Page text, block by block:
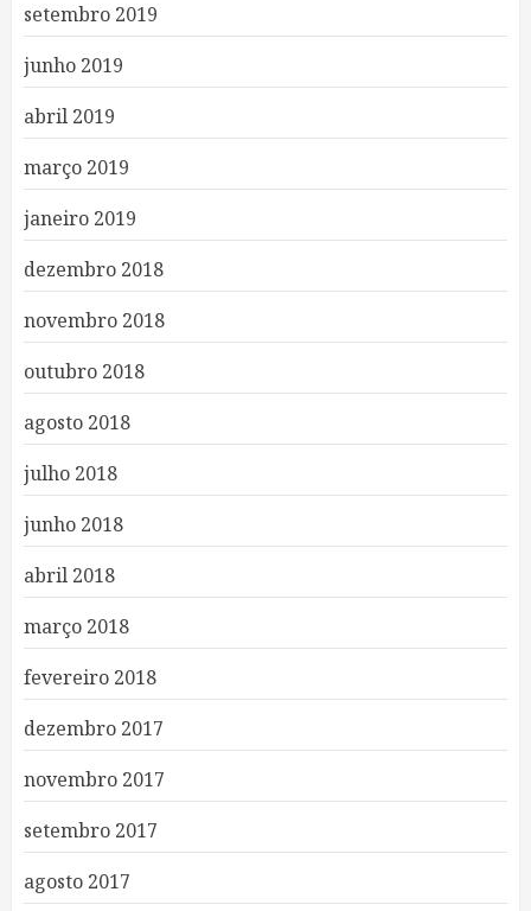
setembro 2019
junho 2019
abril 2019
março 2019
janeiro 2019
dezembro 2018
novembro 2018
outubro 2018
agosto 2018
julho 2018
junho 2018
abril 2018
março 2018
fevereiro 2018
dezembro 2017
novembro 2017
setembro 2017
agosto 2017